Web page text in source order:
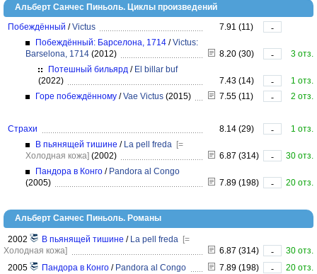
Альберт Санчес Пиньоль. Циклы произведений
Побеждённый /Victus 7.91 (11)
-
Побеждённый: Барселона, 1714 /Victus:
Barselona, 1714 (2012) 8.20 (30) -
3 отз.
Потешный бильярд / El billar buf
(2022)
7.43 (14) -
1 отз.
Горе побеждённому /Vae Victus (2015) 7.55 (11) - 2 отз.
Страхи 8.14 (29) -
1 отз.
В пьянящей тишине / La pell freda [=
Холодная кожа] (2002) 6.87 (314) -
30 отз.
Пандора в Конго / Pandora al Congo
(2005)
7.89 (198) - 20 отз.
Альберт Санчес Пиньоль. Романы
2002 В пьянящей тишине / La pell freda [=
Холодная кожа]
6.87 (314) -
30 отз.
2005
Пандора в Конго / Pandora al Congo 7.89 (198) -
20 отз.